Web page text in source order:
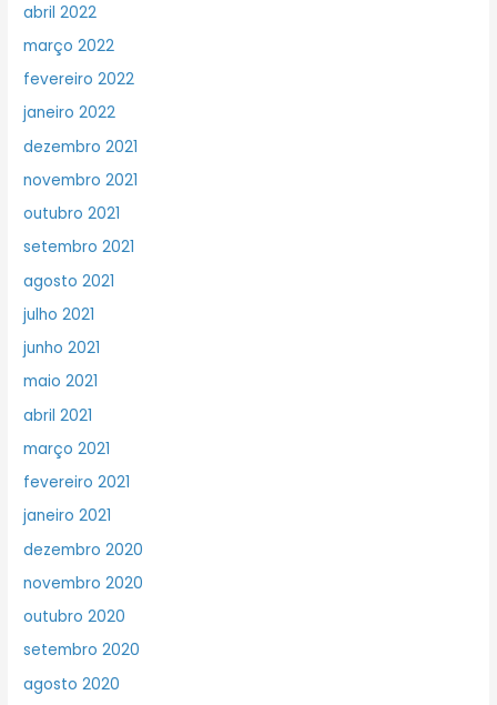
abril 2022
março 2022
fevereiro 2022
janeiro 2022
dezembro 2021
novembro 2021
outubro 2021
setembro 2021
agosto 2021
julho 2021
junho 2021
maio 2021
abril 2021
março 2021
fevereiro 2021
janeiro 2021
dezembro 2020
novembro 2020
outubro 2020
setembro 2020
agosto 2020